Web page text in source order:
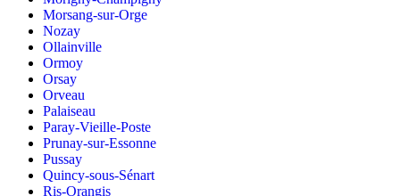
Morsang-sur-Orge
Nozay
Ollainville
Ormoy
Orsay
Orveau
Palaiseau
Paray-Vieille-Poste
Prunay-sur-Essonne
Pussay
Quincy-sous-Sénart
Ris-Orangis